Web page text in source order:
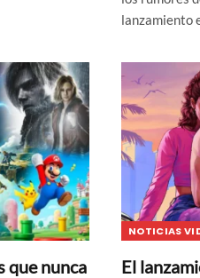
lanzamiento
que nunca
NOTICIAS
El